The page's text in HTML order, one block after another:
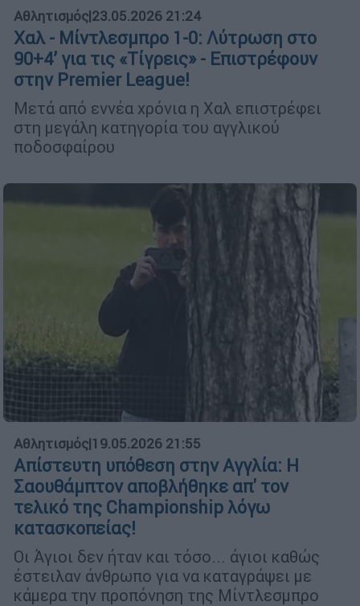
Αθλητισμός|23.05.2026 21:24
Χαλ - Μίντλεσμπρο 1-0: Λύτρωση στο
90+4’ για τις «Τίγρεις» - Επιστρέφουν
στην Premier League!
Μετά από εννέα χρόνια η Χαλ επιστρέφει
στη μεγάλη κατηγορία του αγγλικού
ποδοσφαίρου
Αθλητισμός|19.05.2026 21:55
Απίστευτη υπόθεση στην Αγγλία: Η
Σαουθάμπτον αποβλήθηκε απ' τον
τελικό της Championship λόγω
κατασκοπείας!
Οι Άγιοι δεν ήταν και τόσο... άγιοι καθώς
έστειλαν άνθρωπο για να καταγράψει με
κάμερα την προπόνηση της Μίντλεσμπρο